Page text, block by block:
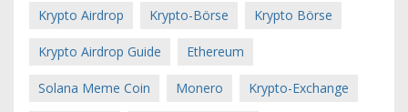
Krypto Airdrop Krypto-Börse Krypto Börse
Krypto Airdrop Guide Ethereum
Solana Meme Coin Monero Krypto-Exchange